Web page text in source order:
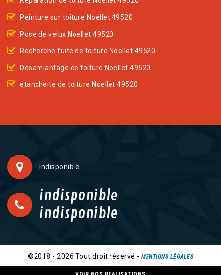
Peinture sur toiture Noellet 49520
Pose de velux Noellet 49520
Recherche fuite de toiture Noellet 49520
Désamiantage de toiture Noellet 49520
etancheite de toiture Noellet 49520
indisponible
indisponible
indisponible
©2018 - 2026 Tout droit réservé - MENTIONS LÉGALES